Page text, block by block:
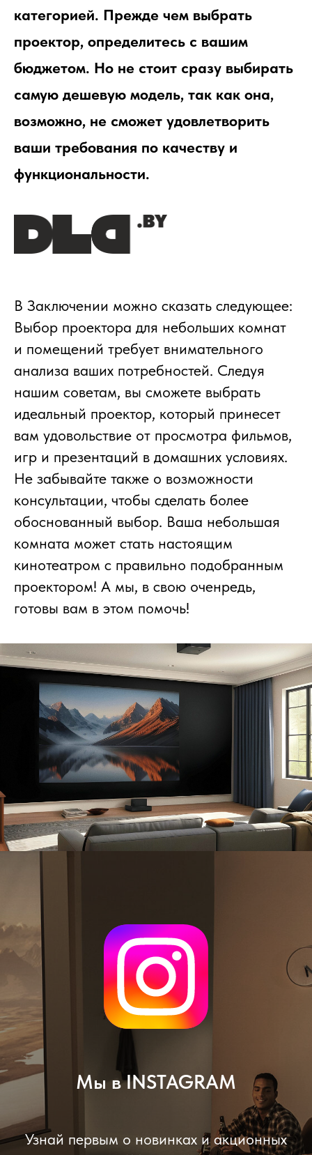
категорией. Прежде чем выбрать
проектор, определитесь с вашим
бюджетом. Но не стоит сразу выбирать
самую дешевую модель, так как она,
возможно, не сможет удовлетворить
ваши требования по качеству и
функциональности.
В Заключении можно сказать следующее:
Выбор проектора для небольших комнат
и помещений требует внимательного
анализа ваших потребностей. Следуя
нашим советам, вы сможете выбрать
идеальный проектор, который принесет
вам удовольствие от просмотра фильмов,
игр и презентаций в домашних условиях.
Не забывайте также о возможности
консультации, чтобы сделать более
обоснованный выбор. Ваша небольшая
комната может стать настоящим
кинотеатром с правильно подобранным
проектором! А мы, в свою оченредь,
готовы вам в этом помочь!
Мы в INSTAGRAM
Узнай первым о новинках и акционных